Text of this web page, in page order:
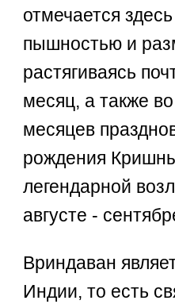
отмечается
пышностью и
растягиваясь
месяц, а также
месяцев
рождения
легендарной
августе -
Вриндаван
Индии, то есть